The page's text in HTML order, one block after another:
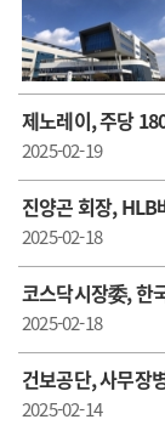
제노레이, 주당
2025-02-19
진양곤 회장, HLB
2025-02-18
코스닥시장委, 한
2025-02-18
건보공단, 사무장
2025-02-14